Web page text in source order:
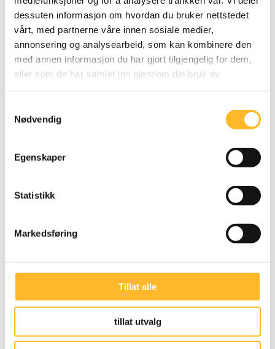
dessuten informasjon om hvordan du bruker nettstedet
vårt, med partnerne våre innen sosiale medier,
annonsering og analysearbeid, som kan kombinere den
med annen informasjon du har gjort tilgjengelig for dem,
eller som de har samlet inn gjennom din bruk av
Nødvendig
Egenskaper
Statistikk
Markedsføring
Tillat alle
tillat utvalg
«Det kan være fruktbart å knytte tema som
arbeidsoppgaver, ansvar, kompetanse og læring til
den enkelte medarbeiders egen situasjon, og til
medarbeiderens opplevelse av eget arbeidsmiljø.
Ved å stimulere til både personal- og
arbeidsmiljøutvikling kan det gi leder ideer til bedre
samhandling og ressursutnyttelse,» sier Moen.
Noen virksomheter gjennomfører egne
alder. Dette skjemaet kan benyttes ved slike
anledninger, også. Vår erfaring er imidlertid at flere
seniorperspektivet i sine ordinære
Vi anbefaler at det settes av 60–90 minutter til hver
samtale.
Les mer om å være leder for seniorer i vår
Seniorpolitiske veileder her.